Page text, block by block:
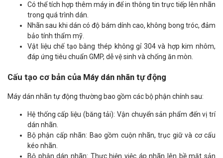
Có thể tích hợp thêm máy in để in thông tin trực tiếp lên nhãn
trong quá trình dán.
Nhãn sau khi dán có độ bám dính cao, không bong tróc, đảm
bảo tính thẩm mỹ.
Vật liệu chế tạo bằng thép không gỉ 304 và hợp kim nhôm,
đáp ứng tiêu chuẩn GMP, dễ vệ sinh và chống ăn mòn.
Cấu tạo cơ bản của Máy dán nhãn tự động
Máy dán nhãn tự động thường bao gồm các bộ phận chính sau:
Hệ thống cấp liệu (băng tải): Vận chuyển sản phẩm đến vị trí
dán nhãn.
Bộ phận cấp nhãn: Bao gồm cuộn nhãn, trục giữ và cơ cấu
kéo nhãn.
Bộ phận dán nhãn: Thực hiện việc áp nhãn lên bề mặt sản